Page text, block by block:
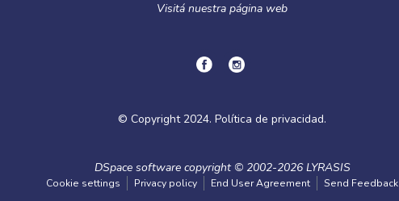
Visitá nuestra página web
© Copyright 2024. Política de privacidad.
DSpace softwarecopyright © 2002-2026LYRASIS
Cookie settings Privacy policy End User Agreement Send Feedback